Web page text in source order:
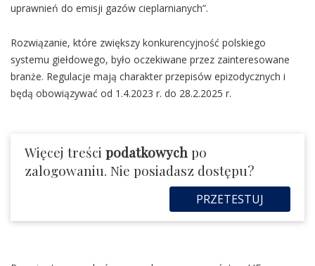
uprawnień do emisji gazów cieplarnianych”.
Rozwiązanie, które zwiększy konkurencyjność polskiego
systemu giełdowego, było oczekiwane przez zainteresowane
branże. Regulacje mają charakter przepisów epizodycznych i
będą obowiązywać od 1.4.2023 r. do 28.2.2025 r.
Więcej treści podatkowychpo
zalogowaniu. Nie posiadasz dostępu?
PRZETESTUJ